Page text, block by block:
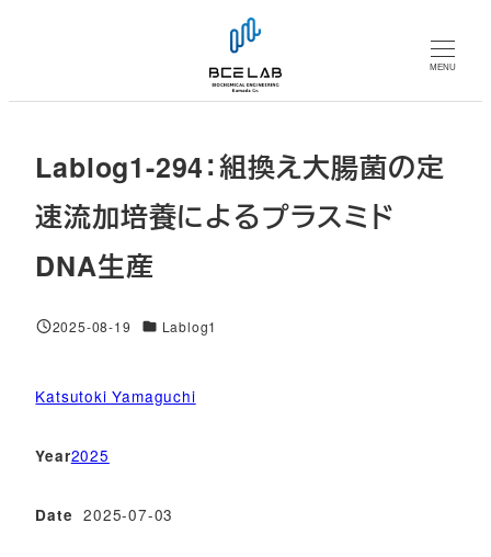
MENU
Lablog1-294：組換え大腸菌の定
速流加培養によるプラスミド
DNA生産
投稿日
2025-08-19 対象DBLablog1
Katsutoki Yamaguchi
Year2025
Date 2025-07-03